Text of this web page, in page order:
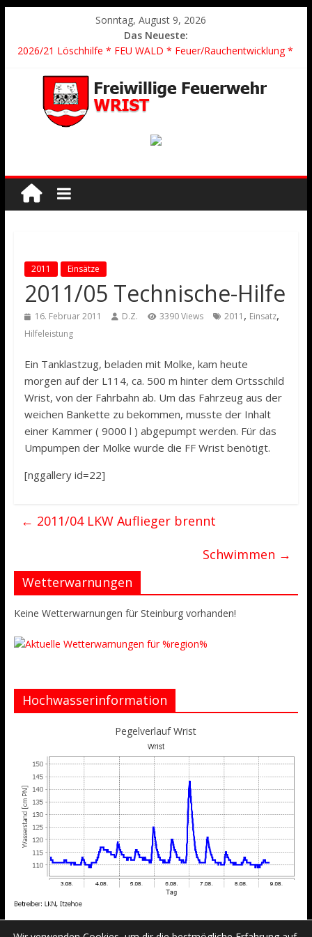
Sonntag, August 9, 2026
Das Neueste:
2026/21 Löschhilfe * FEU WALD * Feuer/Rauchentwicklung *
2026/24 * TH G Y * PKW überschlagen *
2026/23 TH K Y * Person in festsitzendem Aufzug *
2026/22 TH Y * VU * 1 Person klemmt * Hingstheide
Der schönste Einsatz des Jahres 2026
2011 Einsätze
2011/05 Technische-Hilfe
16. Februar 2011 D.Z. 3390 Views 2011 , Einsatz,
Hilfeleistung
Ein Tanklastzug, beladen mit Molke, kam heute
morgen auf der L114, ca. 500 m hinter dem Ortsschild
Wrist, von der Fahrbahn ab. Um das Fahrzeug aus der
weichen Bankette zu bekommen, musste der Inhalt
einer Kammer ( 9000 l ) abgepumpt werden. Für das
Umpumpen der Molke wurde die FF Wrist benötigt.
[nggallery id=22]
← 2011/04 LKW Auflieger brennt
Schwimmen →
Wetterwarnungen
Keine Wetterwarnungen für Steinburg vorhanden!
Hochwasserinformation
Pegelverlauf Wrist